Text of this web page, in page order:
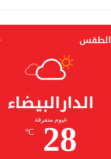
الطقس
الدارالبيضاء
غيوم متفرقة
28
℃